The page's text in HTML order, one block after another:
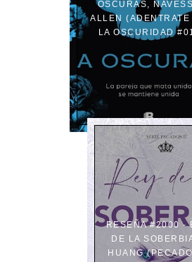
OSCURAS,
ALLEN (ADENTRATE
LA OSCURIDAD
RESEÑA #2000 -
DE LA
HUANG